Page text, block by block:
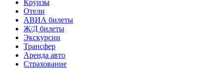
Круизы
Отели
АВИА билеты
Ж/Д билеты
Экскурсии
Трансфер
Аренда авто
Страхование